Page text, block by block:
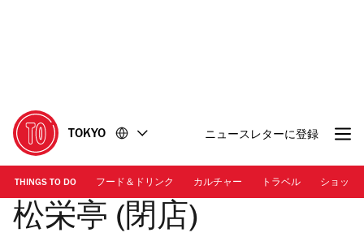
に
移
動
移
動
TOKYO ニュースレターに登録
THINGS TO DO フード＆ドリンク カルチャー トラベル ショッピ
松栄亭 (閉店)